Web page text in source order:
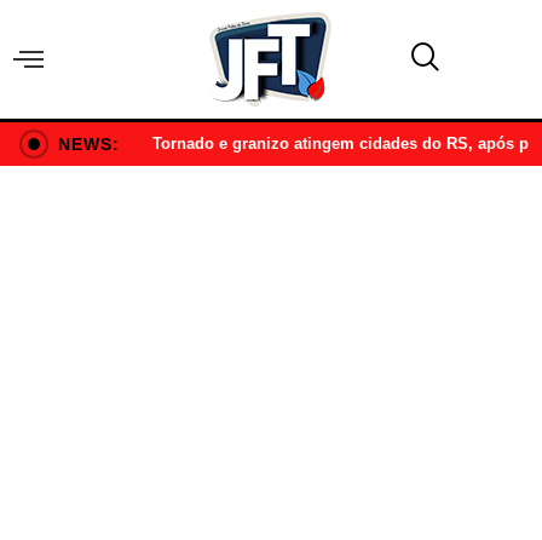
NEWS: Tornado e granizo atingem cidades do RS, após